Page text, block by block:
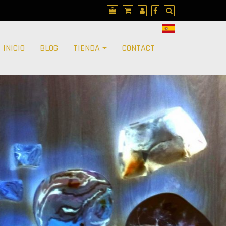
INICIO BLOG TIENDA CONTACT